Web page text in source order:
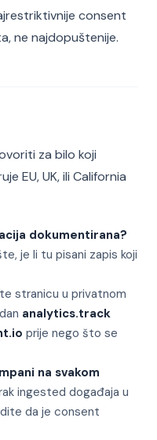
consent
ne najdopuštenije.
za bilo koji
EU, UK, ili California
dokumentirana?
je li tu pisani zapis koji
stranicu u privatnom
analytics.track
prije nego što se
na svakom
ingested događaja u
da je consent